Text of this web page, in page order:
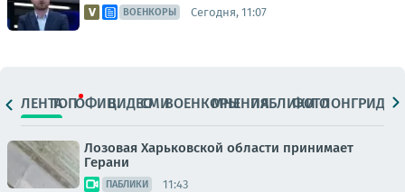
ВОЕНКОРЫ Сегодня, 11:07
ЛЕНТАТОПОФИЦ.ВИДЕОСМИВОЕНКОРЫМНЕНИЯПАБЛИКИ
ФОТОЛОНГРИДЫ
Лозовая Харьковской области принимает
Герани
ПАБЛИКИ 11:43